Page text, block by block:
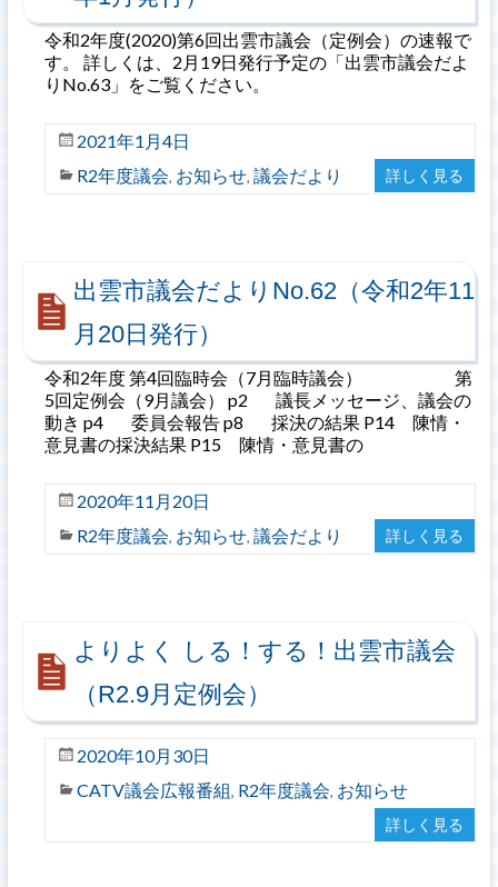
令和2年度(2020)第6回出雲市議会（定例会）の速報で
す。 詳しくは、2月19日発行予定の「出雲市議会だよ
りNo.63」をご覧ください。
2021年1月4日
R2年度議会, お知らせ, 議会だより 詳しく見る
出雲市議会だよりNo.62（令和2年11
月20日発行）
令和2年度 第4回臨時会（7月臨時議会） 第
5回定例会（9月議会） p2 議長メッセージ、議会の
動き p4 委員会報告 p8 採決の結果 P14 陳情・
意見書の採決結果 P15 陳情・意見書の
2020年11月20日
R2年度議会, お知らせ, 議会だより 詳しく見る
よりよく しる！する！出雲市議会
（R2.9月定例会）
2020年10月30日
CATV議会広報番組, R2年度議会, お知らせ
詳しく見る